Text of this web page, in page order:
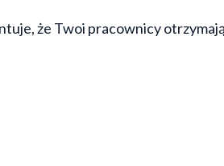
że Twoi pracownicy